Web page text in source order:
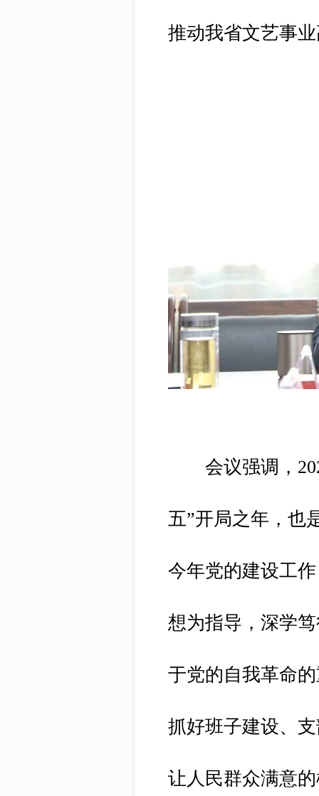
推动我省文艺事
会议强调，
五”开局之年，也
今年党的建设工
想为指导，深学
于党的自我革命
抓好班子建设、
让人民群众满意